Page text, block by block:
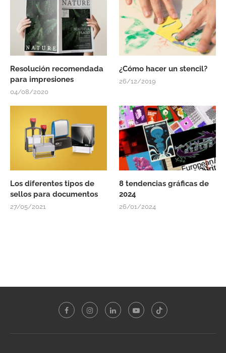
Resolución recomendada
para impresiones
04/08/2020
¿Cómo hacer un stencil?
26/12/2019
Los diferentes tipos de
sellos para documentos
27/05/2021
8 tendencias gráficas de
2024
26/01/2024